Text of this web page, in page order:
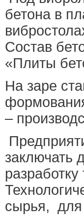
бетона в
Состав
«Плиты
На заре
–
заключать
сырья, для